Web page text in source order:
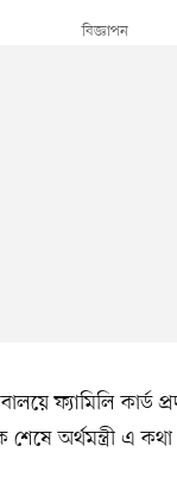
ফ্যামিলি কার্ড
শেষে অর্থমন্ত্রী এ